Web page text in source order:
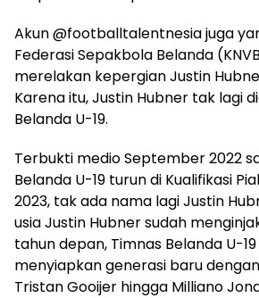
Akun @footballtalentnesia juga
Federasi Sepakbola Belanda
merelakan kepergian Justin
Karena itu, Justin Hubner tak lagi
Belanda U-19.
Terbukti medio September 2022
Belanda U-19 turun di Kualifikasi
2023, tak ada nama lagi Justin
usia Justin Hubner sudah
tahun depan, Timnas Belanda U-
menyiapkan generasi baru
Tristan Gooijer hingga Milliano